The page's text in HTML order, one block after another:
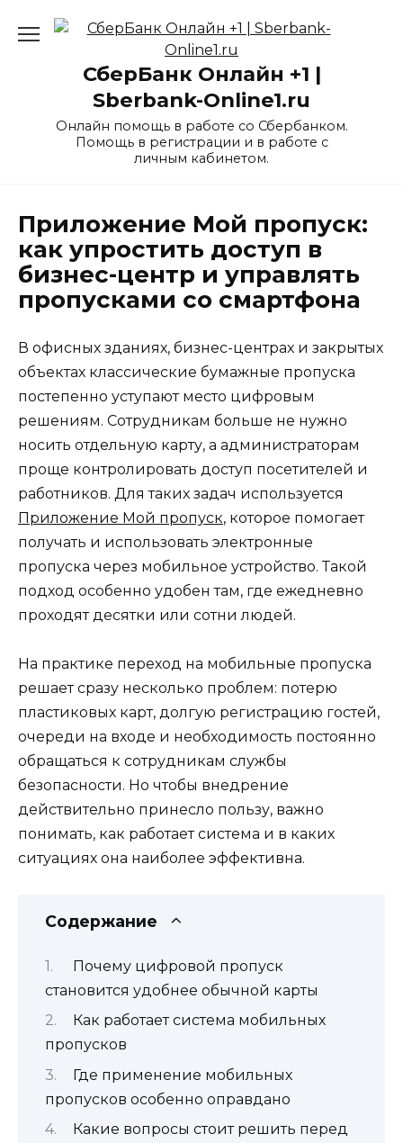
СберБанк Онлайн +1 |
Sberbank-Online1.ru
Онлайн помощь в работе со Сбербанком.
Помощь в регистрации и в работе с
личным кабинетом.
Приложение Мой пропуск:
как упростить доступ в
бизнес-центр и управлять
пропусками со смартфона
В офисных зданиях, бизнес-центрах и закрытых
объектах классические бумажные пропуска
постепенно уступают место цифровым
решениям. Сотрудникам больше не нужно
носить отдельную карту, а администраторам
проще контролировать доступ посетителей и
работников. Для таких задач используется
Приложение Мой пропуск, которое помогает
получать и использовать электронные
пропуска через мобильное устройство. Такой
подход особенно удобен там, где ежедневно
проходят десятки или сотни людей.
На практике переход на мобильные пропуска
решает сразу несколько проблем: потерю
пластиковых карт, долгую регистрацию гостей,
очереди на входе и необходимость постоянно
обращаться к сотрудникам службы
безопасности. Но чтобы внедрение
действительно принесло пользу, важно
понимать, как работает система и в каких
ситуациях она наиболее эффективна.
Содержание
Почему цифровой пропуск
становится удобнее обычной карты
Как работает система мобильных
пропусков
Где применение мобильных
пропусков особенно оправдано
Какие вопросы стоит решить перед